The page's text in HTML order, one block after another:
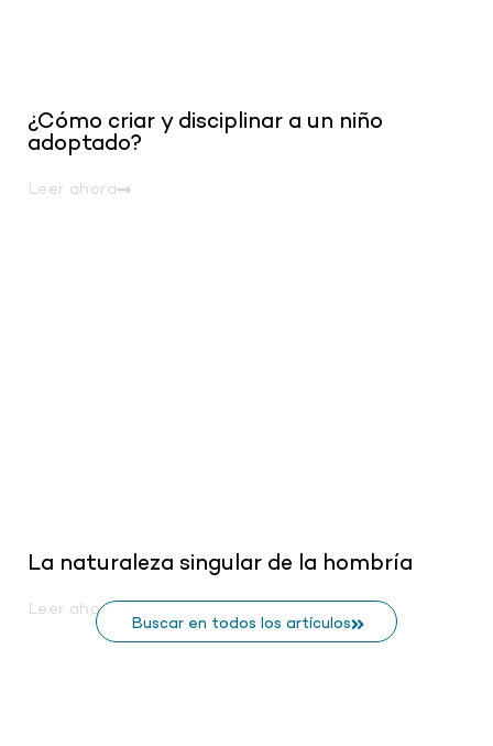
¿Cómo criar y disciplinar a un niño
adoptado?
Leer ahora
La naturaleza singular de la hombría
Leer ahora
Buscar en todos los artículos